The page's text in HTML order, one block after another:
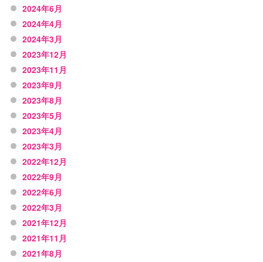
2024年6月
2024年4月
2024年3月
2023年12月
2023年11月
2023年9月
2023年8月
2023年5月
2023年4月
2023年3月
2022年12月
2022年9月
2022年6月
2022年3月
2021年12月
2021年11月
2021年8月